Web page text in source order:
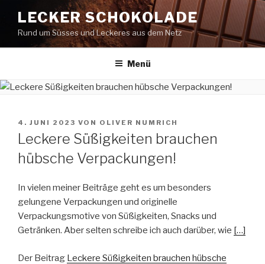
Inhalt
springen
LECKER SCHOKOLADE
Rund um Süsses und Leckeres aus dem Netz
Menü
VERÖFFENTLICHT
AM
4. JUNI 2023 VON OLIVER NUMRICH
Leckere Süßigkeiten brauchen
hübsche Verpackungen!
In vielen meiner Beiträge geht es um besonders
gelungene Verpackungen und originelle
Verpackungsmotive von Süßigkeiten, Snacks und
Getränken. Aber selten schreibe ich auch darüber, wie […]
Der Beitrag Leckere Süßigkeiten brauchen hübsche